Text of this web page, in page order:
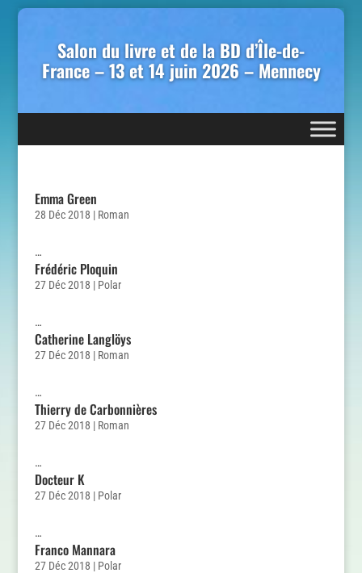
Salon du livre et de la BD d’Île-de-
France – 13 et 14 juin 2026 – Mennecy
Emma Green
28 Déc 2018 | Roman
…
Frédéric Ploquin
27 Déc 2018 | Polar
…
Catherine Langlöys
27 Déc 2018 | Roman
…
Thierry de Carbonnières
27 Déc 2018 | Roman
…
Docteur K
27 Déc 2018 | Polar
…
Franco Mannara
27 Déc 2018 | Polar